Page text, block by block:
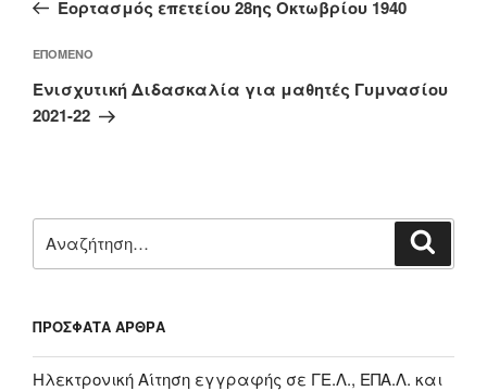
Εορτασμός επετείου 28ης Οκτωβρίου 1940
Επόμενο
άρθρο
ΕΠΌΜΕΝΟ
Ενισχυτική Διδασκαλία για μαθητές Γυμνασίου
2021-22
για:
ΠΡΌΣΦΑΤΑ ΆΡΘΡΑ
Ηλεκτρονική Αίτηση εγγραφής σε ΓΕ.Λ., ΕΠΑ.Λ. και